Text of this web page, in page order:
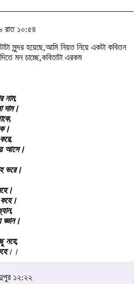
রাত ১০:৫৪
সুন্দর হয়েছে,আমি নিয়ত নিয়ে একটা কবিতন
মন চাচ্ছে,কবিতাটা এরকম
নাম,
দাম।
আসে।
ভরে।
কহে।
জ্ঞান।
নহে,
।।
১২:২২